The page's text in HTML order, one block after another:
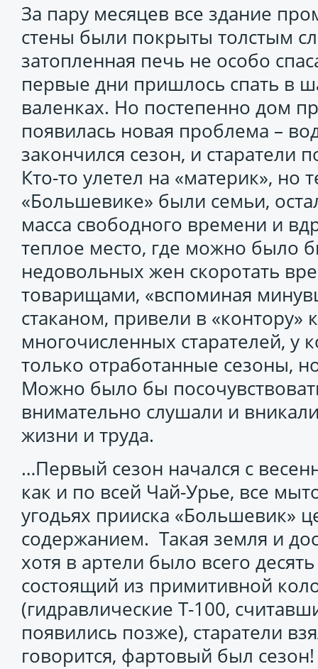
За пару месяцев все здание
стены были покрыты толстым
затопленная печь не особо
первые дни пришлось спать в
валенках. Но постепенно дом
появилась новая проблема –
закончился сезон, и старатели
Кто-то улетел на «материк», но
«Большевике» были семьи,
масса свободного времени и
теплое место, где можно было
недовольных жен скоротать
товарищами, «вспоминая
стаканом, привели в «контору»
многочисленных старателей, у
только отработанные сезоны,
Можно было бы
внимательно слушали и
жизни и труда.
…Первый сезон начался с
как и по всей Чай-Урье, все
угодьях прииска «Большевик»
содержанием. Такая земля и
хотя в артели было всего
состоящий из примитивной
(гидравлические Т-100,
появились позже), старатели
говорится, фартовый был сезон!